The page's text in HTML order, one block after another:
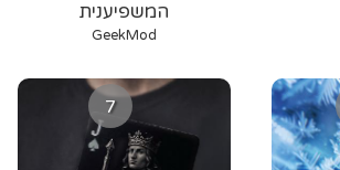
המשפיענית
GeekMod
7